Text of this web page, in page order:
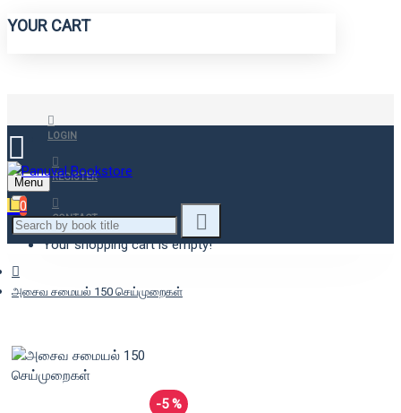
YOUR CART
LOGIN
REGISTER
CONTACT
Menu
0
Your shopping cart is empty!
அசைவ சமையல் 150 செய்முறைகள்
-5 %